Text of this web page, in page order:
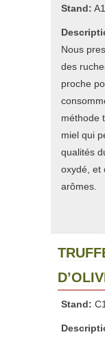
Stand:
Nous
des
proche
méthode
miel qui
qualités
oxydé, et
arômes.
Stand: